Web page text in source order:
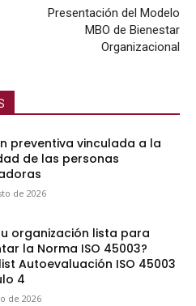
Presentación del Modelo
MBO de Bienestar
Organizacional
preventiva vinculada a la
de las personas
de 2026
organización lista para
la Norma ISO 45003?
Autoevaluación ISO 45003
4
de 2026